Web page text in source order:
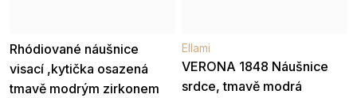
Rhódiované náušnice
visací ,kytička osazená
tmavě modrým zirkonem
VERONA 1848 Náušnice
srdce, tmavě modrá
Ellami